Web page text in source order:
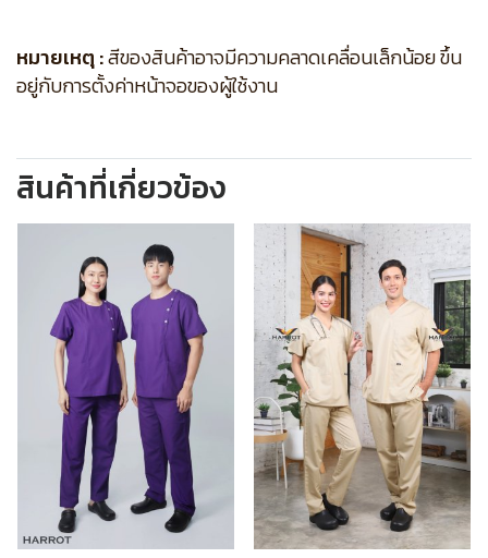
หมายเหตุ :สีของสินค้าอาจมีความคลาดเคลื่อนเล็กน้อย ขึ้น
อยู่กับการตั้งค่าหน้าจอของผู้ใช้งาน
สินค้าที่เกี่ยวข้อง